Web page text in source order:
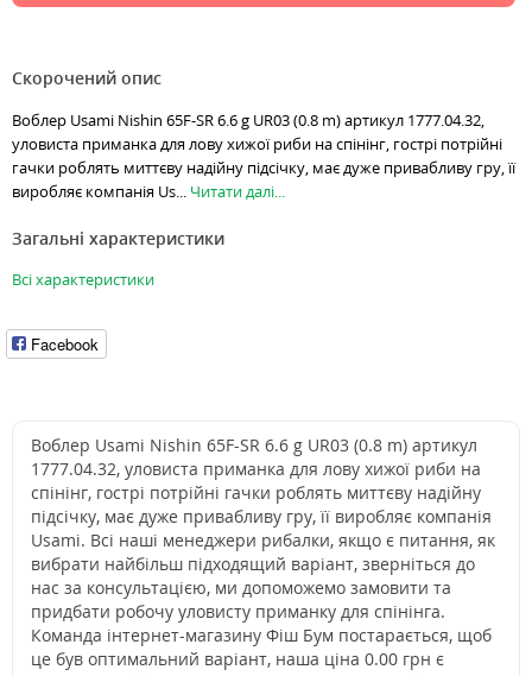
Скорочений опис
Воблер Usami Nishin 65F-SR 6.6 g UR03 (0.8 m) артикул 1777.04.32,
уловиста приманка для лову хижої риби на спінінг, гострі потрійні
гачки роблять миттєву надійну підсічку, має дуже привабливу гру, її
виробляє компанія Us... Читати далі...
Загальні характеристики
Всі характеристики
Facebook
Воблер Usami Nishin 65F-SR 6.6 g UR03 (0.8 m) артикул
1777.04.32, уловиста приманка для лову хижої риби на
спінінг, гострі потрійні гачки роблять миттєву надійну
підсічку, має дуже привабливу гру, її виробляє компанія
Usami. Всі наші менеджери рибалки, якщо є питання, як
вибрати найбільш підходящий варіант, зверніться до
нас за консультацією, ми допоможемо замовити та
придбати робочу уловисту приманку для спінінга.
Команда інтернет-магазину Фіш Бум постарається, щоб
це був оптимальний варіант, наша ціна 0.00 грн є